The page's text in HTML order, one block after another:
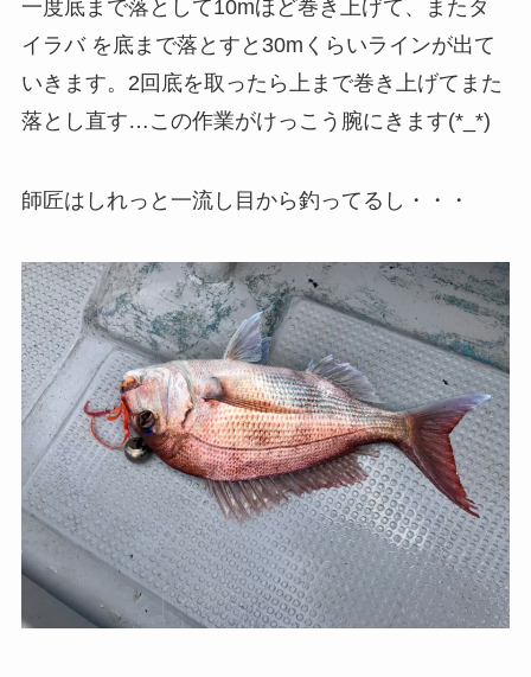
一度底まで落として10mほど巻き上げて、またタ
イラバ を底まで落とすと30mくらいラインが出て
いきます。2回底を取ったら上まで巻き上げてまた
落とし直す…この作業がけっこう腕にきます(*_*)
師匠はしれっと一流し目から釣ってるし・・・